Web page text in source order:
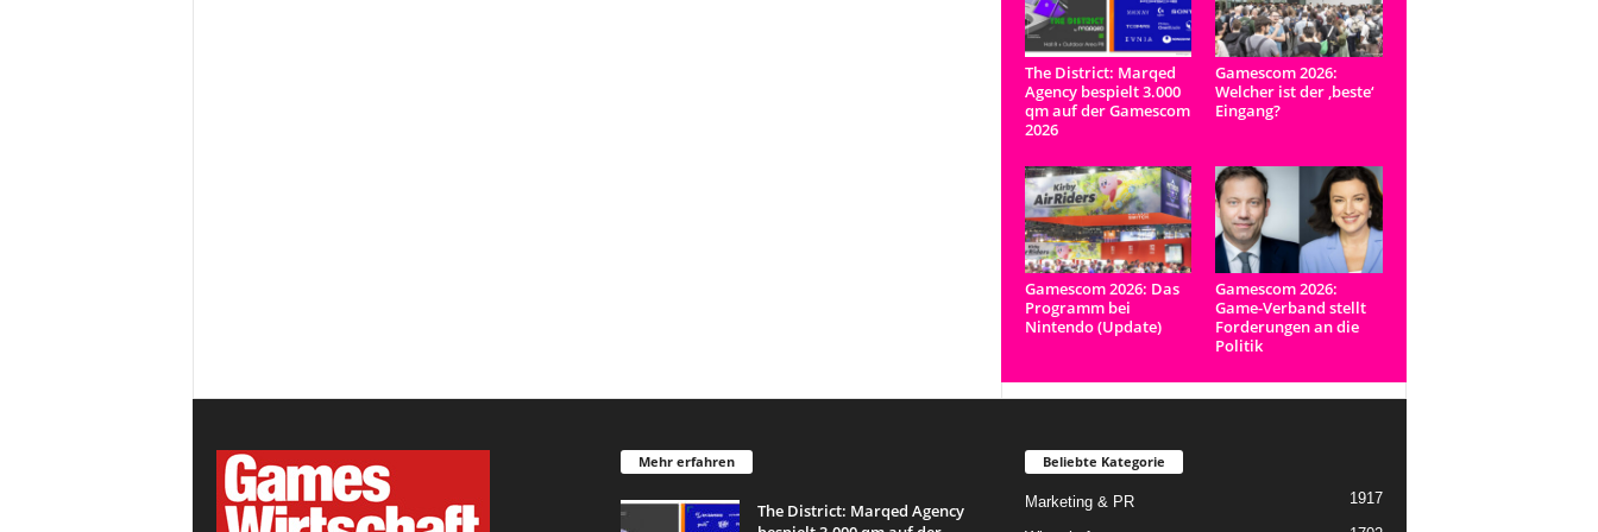
The District: Marqed
Agency bespielt 3.000
qm auf der Gamescom
2026
Gamescom 2026:
Welcher ist der ‚beste‘
Eingang?
Gamescom 2026: Das
Programm bei
Nintendo (Update)
Gamescom 2026:
Game-Verband stellt
Forderungen an die
Politik
Mehr erfahren
The District: Marqed Agency
Beliebte Kategorie
Marketing & PR 1917